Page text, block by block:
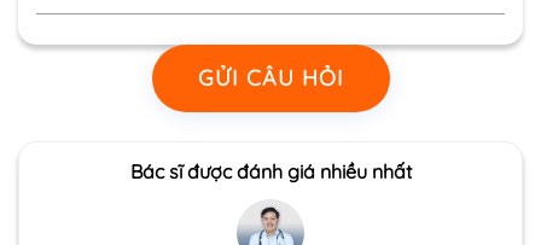
GỬI CÂU HỎI
Bác sĩ được đánh giá nhiều nhất